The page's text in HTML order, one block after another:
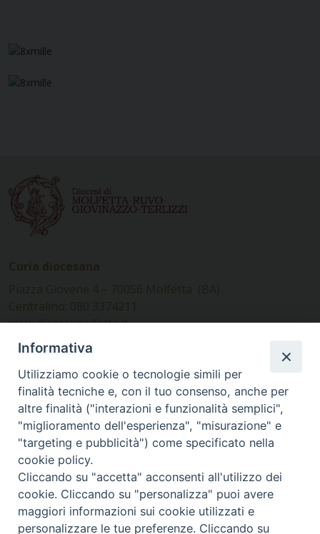
www.diocesimolfetta.it –
diocesimolfetta@pec.chiesacattolica.it
Ufficio Comunicazioni sociali
Piazza Giovene 4 – 70056 Molfetta (BA)
comunicazionisociali@diocesimolfetta.it
SEGUICI SU
Facebook
Instagram
X YouTube
Feed
Informativa
Utilizziamo cookie o tecnologie simili per
finalità tecniche e, con il tuo consenso, anche per
altre finalità ("interazioni e funzionalità semplici",
"miglioramento dell'esperienza", "misurazione" e
"targeting e pubblicità") come specificato nella
cookie policy.
Cliccando su "accetta" acconsenti all'utilizzo dei
cookie. Cliccando su "personalizza" puoi avere
maggiori informazioni sui cookie utilizzati e
personalizzare le tue preferenze. Cliccando su